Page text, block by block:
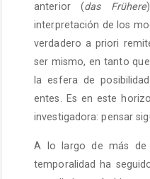
anterior (das Frühere
interpretación de los
verdadero a priori
ser mismo, en tanto
la esfera de
entes. Es en este
investigadora: pensar
A lo largo de más de
temporalidad ha